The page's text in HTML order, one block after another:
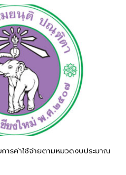
ารค่าใช้จ่ายตามหมวดงบประมาณ